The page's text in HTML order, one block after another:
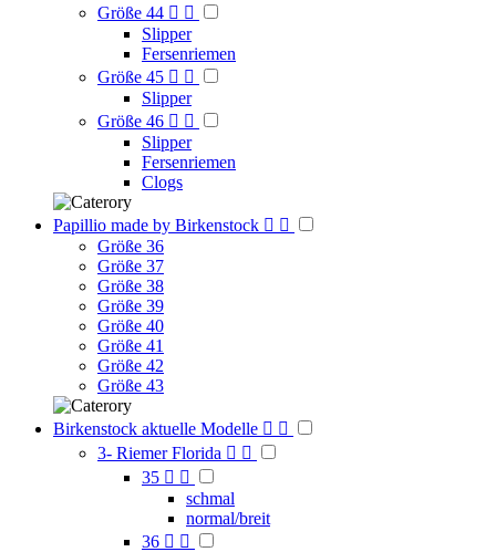
Größe 44  
Slipper
Fersenriemen
Größe 45  
Slipper
Größe 46  
Slipper
Fersenriemen
Clogs
Papillio made by Birkenstock  
Größe 36
Größe 37
Größe 38
Größe 39
Größe 40
Größe 41
Größe 42
Größe 43
Birkenstock aktuelle Modelle  
3- Riemer Florida  
35  
schmal
normal/breit
36  